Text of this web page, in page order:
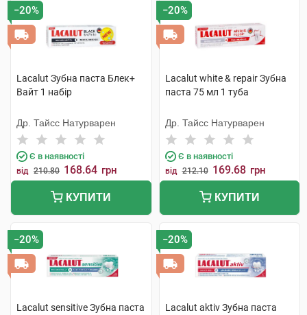
−20%
Lacalut Зубна паста Блек+
Вайт 1 набір
Др. Тайсс Натурварен
Є в наявності
від 210.80 168.64 грн
КУПИТИ
−20%
Lacalut white & repair Зубна
паста 75 мл 1 туба
Др. Тайсс Натурварен
Є в наявності
від 212.10 169.68 грн
КУПИТИ
−20%
Lacalut sensitive Зубна паста
−20%
Lacalut aktiv Зубна паста